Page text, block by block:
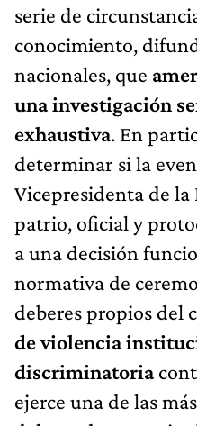
serie de
conocimiento,
nacionales, que
una investigación
exhaustiva. En
determinar si la
Vicepresidenta de
patrio, oficial y
a una decisión
normativa de
deberes propios del
de violencia
discriminatoria
ejerce una de las